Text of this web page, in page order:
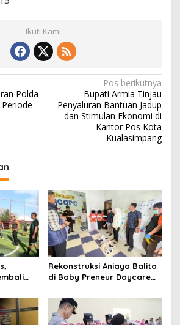
Ikuti Kami
Polda
Pos berikutnya
Bupati Armia Tinjau
Penyaluran Bantuan Jadup
dan Stimulan Ekonomi di
Kantor Pos Kota
Kualasimpang
Rekonstruksi Aniaya Balita
di Baby Preneur Daycare
Peragakan 62 Adegan